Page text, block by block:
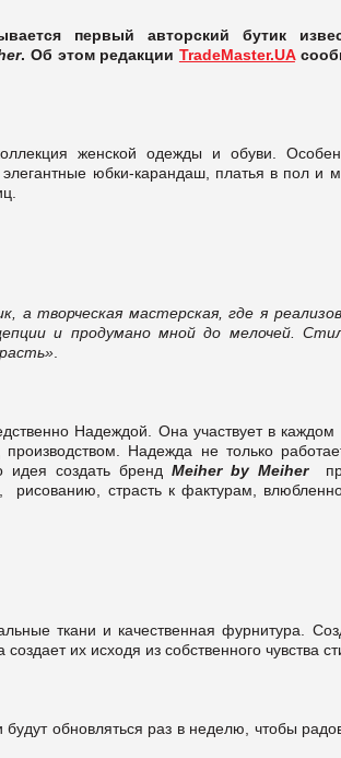
первый авторский бутик
. Об этом редакции TradeMaster.UA
женской одежды и обуви.
юбки-карандаш, платья в пол и
а творческая мастерская, где я
и продумано мной до мелочей.
Надеждой. Она участвует в каждом
Надежда не только
идея создать бренд Meiher by Meiher
страсть к фактурам,
ткани и качественная фурнитура.
их исходя из собственного чувства
обновляться раз в неделю, чтобы